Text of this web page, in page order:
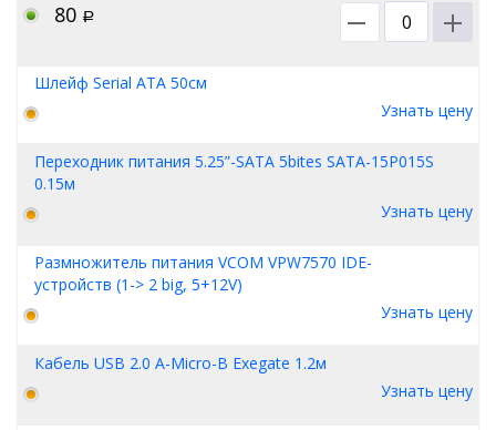
80 Р
Шлейф Serial ATA 50см
Узнать цену
Переходник питания 5.25”-SATA 5bites SATA-15P015S
0.15м
Узнать цену
Размножитель питания VCOM VPW7570 IDE-
устройств (1-> 2 big, 5+12V)
Узнать цену
Кабель USB 2.0 A-Micro-B Exegate 1.2м
Узнать цену